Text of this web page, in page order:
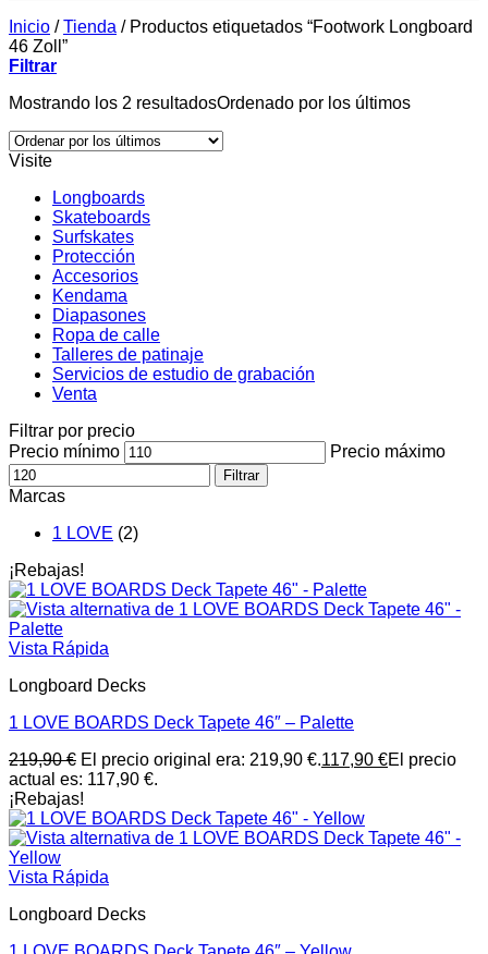
Inicio / Tienda /Productos etiquetados “Footwork Longboard
46 Zoll”
Filtrar
Mostrando los 2 resultadosOrdenado por los últimos
Visite
Longboards
Skateboards
Surfskates
Protección
Accesorios
Kendama
Diapasones
Ropa de calle
Talleres de patinaje
Servicios de estudio de grabación
Venta
Filtrar por precio
Precio mínimo
Precio máximo
Filtrar
Marcas
1 LOVE (2)
¡Rebajas!
Vista Rápida
Longboard Decks
1 LOVE BOARDS Deck Tapete 46″ – Palette
219,90€ El precio original era: 219,90 €.117,90 €El precio
actual es: 117,90 €.
¡Rebajas!
Vista Rápida
Longboard Decks